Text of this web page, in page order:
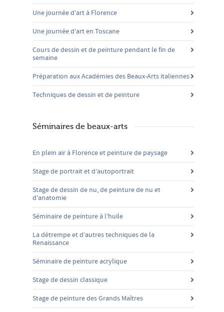
Une journée d’art à Florence
Une journée d’art en Toscane
Cours de dessin et de peinture pendant le fin de
semaine
Préparation aux Académies des Beaux-Arts italiennes
Techniques de dessin et de peinture
Séminaires de beaux-arts
En plein air à Florence et peinture de paysage
Stage de portrait et d’autoportrait
Stage de dessin de nu, de peinture de nu et
d’anatomie
Séminaire de peinture à l’huile
La détrempe et d’autres techniques de la
Renaissance
Séminaire de peinture acrylique
Stage de dessin classique
Stage de peinture des Grands Maîtres